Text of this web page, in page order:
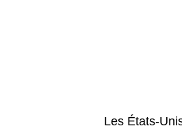
Les États-